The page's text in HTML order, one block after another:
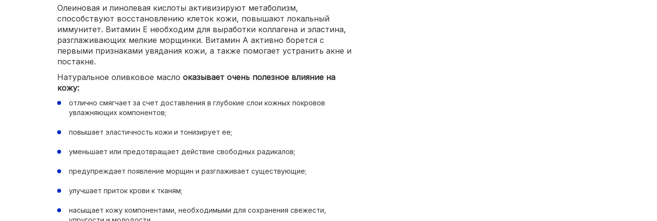
Олеиновая и линолевая кислоты активизируют метаболизм,
способствуют восстановлению клеток кожи, повышают локальный
иммунитет. Витамин Е необходим для выработки коллагена и эластина,
разглаживающих мелкие морщинки. Витамин A активно борется с
первыми признаками увядания кожи, а также помогает устранить акне и
постакне.
Натуральное оливковое масло оказывает очень полезное влияние на
кожу:
отлично смягчает за счет доставления в глубокие слои кожных покровов
увлажняющих компонентов;
повышает эластичность кожи и тонизирует ее;
уменьшает или предотвращает действие свободных радикалов;
предупреждает появление морщин и разглаживает существующие;
улучшает приток крови к тканям;
насыщает кожу компонентами, необходимыми для сохранения свежести,